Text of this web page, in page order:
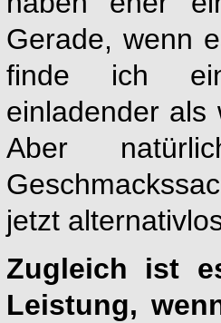
Gerade, wenn
finde ich
einladender
Aber
jetzt
Zugleich ist
Leistung,